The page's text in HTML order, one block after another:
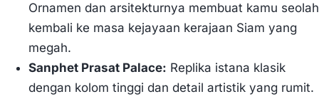
Ornamen dan arsitekturnya membuat kamu seolah
kembali ke masa kejayaan kerajaan Siam yang
megah.
Sanphet Prasat Palace: Replika istana klasik
dengan kolom tinggi dan detail artistik yang rumit.